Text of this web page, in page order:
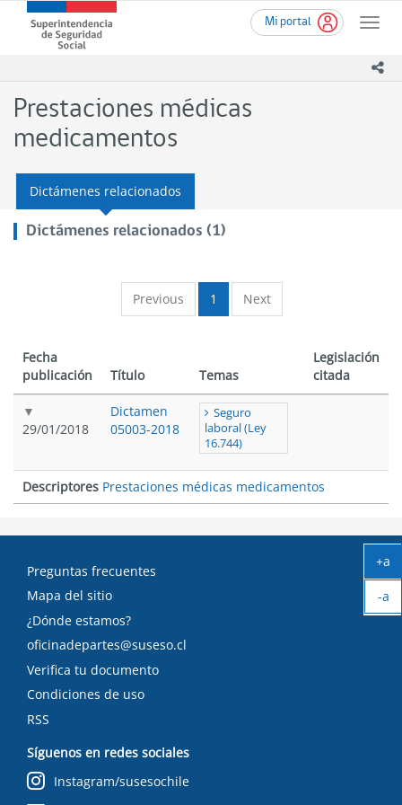
contenido
Mi portal
Toggle
Superintendencia
de
(SUSESO)
-
Gobierno
de
Prestaciones médicas
medicamentos
Dictámenes relacionados
Dictámenes relacionados (1)
Previous 1 Next
Fecha
publicación
Título Temas
Legislación
citada
29/01/2018
Dictamen
05003-2018
Seguro
laboral (Ley
16.744)
Descriptores Prestaciones médicas medicamentos
Preguntas frecuentes
Mapa del sitio
¿Dónde estamos?
oficinadepartes@suseso.cl
Verifica tu documento
Condiciones de uso
RSS
Síguenos en redes sociales
Instagram/susesochile
+a
-a